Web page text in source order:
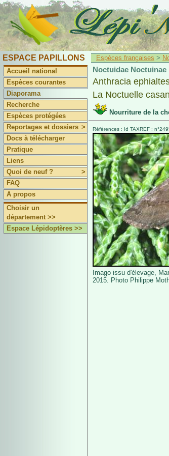
ESPACE PAPILLONS
Accueil national
Espèces courantes
Diaporama
Recherche
Espèces protégées
Reportages et dossiers >
Docs à télécharger
Pratique
Liens
Quoi de neuf ?
>
FAQ
A propos
Choisir un
département >>
Espace Lépidoptères >>
Espèces françaises >
Noctuidae Noctuinae
Anthracia
La Noctuelle
Nourriture de la
Références : Id TAXREF :
Imago issu d'élevage,
2015. Photo Philippe